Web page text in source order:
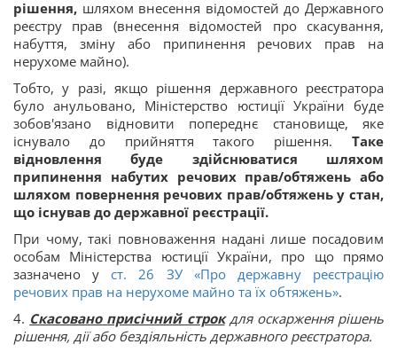
рішення, шляхом внесення відомостей до Державного
реєстру прав (внесення відомостей про скасування,
набуття, зміну або припинення речових прав на
нерухоме майно).
Тобто, у разі, якщо рішення державного реєстратора
було анульовано, Міністерство юстиції України буде
зобов'язано відновити попереднє становище, яке
існувало до прийняття такого рішення. Таке
відновлення буде здійснюватися шляхом
припинення набутих речових прав/обтяжень або
шляхом повернення речових прав/обтяжень у стан,
що існував до державної реєстрації.
При чому, такі повноваження надані лише посадовим
особам Міністерства юстиції України, про що прямо
зазначено уст. 26 ЗУ «Про державну реєстрацію
речових прав на нерухоме майно та їх обтяжень».
4. Скасовано присічний строкдля оскарження рішень
рішення, дії або бездіяльність державного реєстратора.